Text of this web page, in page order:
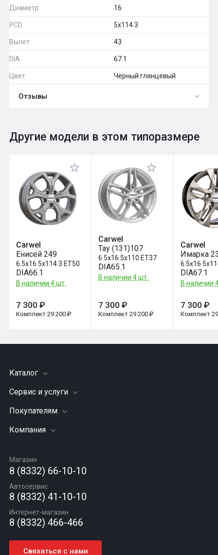
Диаметр 16
PCD 5x114.3
Вылет 43
DIA 67.1
Цвет Чёрный глянцевый
Отзывы
Оставить отзыв
Общий рейтинг 0
Другие модели в этом типоразмере
Carwel
Енисей 249
6.5x16 5x114.3 ET50
DIA66.1
В наличии 4 шт.
7 300 ₽
Комплект 29 200 ₽
Carwel
Тау (131)107
6.5x16 5x110 ET37
DIA65.1
В наличии 4 шт.
7 300 ₽
Комплект 29 200 ₽
Carwel
Имарка
6.5x16
DIA67.1
В наличии
7 300 ₽
Комплект
Каталог
Шины
Грузовые шины
Диски
Автомасла
Сервис и услуги
Заправка кондиционера
Подвеска (ходовая часть)
Шиномонтаж
Покупателям
Акции
Гарантии и возврат
Компания
Вакансии
Новости
Статьи
Контакты
Магазин
8 (8332) 66-10-10
Автосервис
8 (8332) 41-10-10
Интернет-магазин
8 (8332) 466-466
Связаться с нами